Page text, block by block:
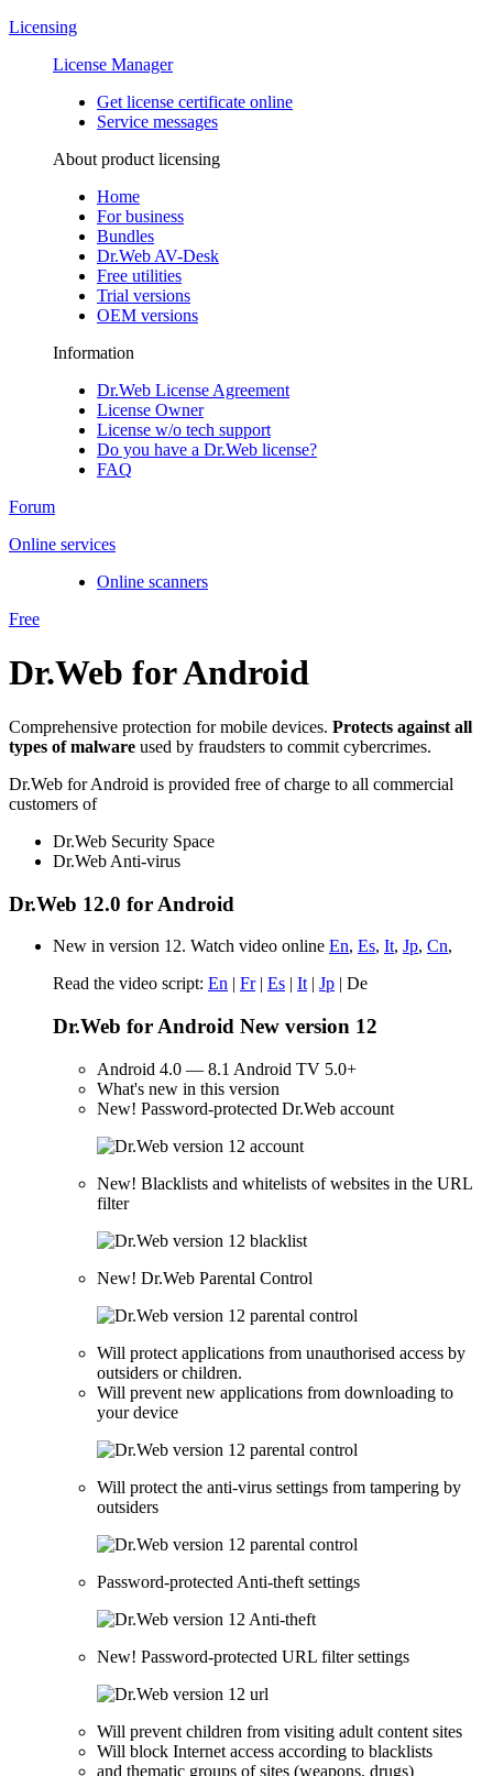
Licensing
License Manager
Get license certificate online
Service messages
About product licensing
Home
For business
Bundles
Dr.Web AV-Desk
Free utilities
Trial versions
OEM versions
Information
Dr.Web License Agreement
License Owner
License w/o tech support
Do you have a Dr.Web license?
FAQ
Forum
Online services
Online scanners
Free
Dr.Web for Android
Comprehensive protection for mobile devices. Protects against all
types of malware used by fraudsters to commit cybercrimes.
Dr.Web for Android is provided free of charge to all commercial
customers of
Dr.Web Security Space
Dr.Web Anti-virus
Dr.Web 12.0 for Android
New in version 12. Watch video online En, Es, It, Jp, Cn,
Read the video script: En | Fr| Es | It | Jp | De
Dr.Web for Android New version 12
Android 4.0 — 8.1 Android TV 5.0+
What's new in this version
New! Password-protected Dr.Web account
New! Blacklists and whitelists of websites in the URL
filter
New! Dr.Web Parental Control
Will protect applications from unauthorised access by
outsiders or children.
Will prevent new applications from downloading to
your device
Will protect the anti-virus settings from tampering by
outsiders
Password-protected Anti-theft settings
New! Password-protected URL filter settings
Will prevent children from visiting adult content sites
Will block Internet access according to blacklists
and thematic groups of sites (weapons, drugs)